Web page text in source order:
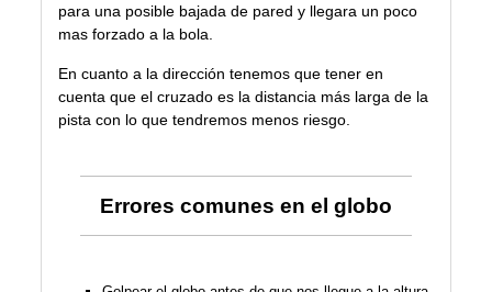
para una posible bajada de pared y llegara un poco
mas forzado a la bola.
En cuanto a la dirección tenemos que tener en
cuenta que el cruzado es la distancia más larga de la
pista con lo que tendremos menos riesgo.
Errores comunes en el globo